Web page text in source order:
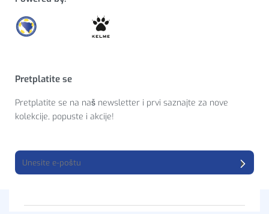
Pretplatite se
Pretplatite se na naš newsletter i prvi saznajte za nove
kolekcije, popuste i akcije!